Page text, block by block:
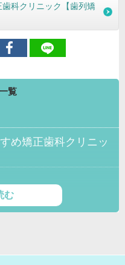
科クリニック【歯列矯
覧
め矯正歯科クリニッ
療所